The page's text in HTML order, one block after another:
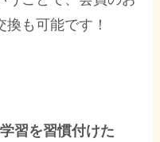
も可能です！
習を習慣付けた